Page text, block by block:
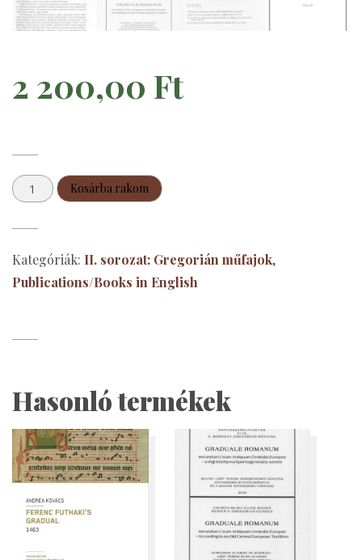
2 200,00 Ft
Graduale
Romanum
I-
II-
III.
Kosárba rakom
Kategóriák: II. sorozat: Gregorián műfajok,
Publications/Books in English
Hasonló termékek